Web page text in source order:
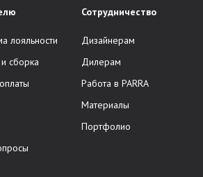
лояльности
сборка
Сотрудничество
Дизайнерам
Дилерам
Работа в PARRA
Материалы
Портфолио